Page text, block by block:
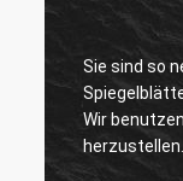
Frau
Sie sind so nett, uns
Spiegelblätter zur
Wir benutzen diese
herzustellen. Danke!